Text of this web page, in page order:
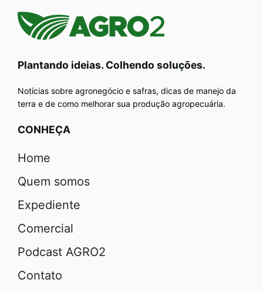
Plantando ideias. Colhendo soluções.
Notícias sobre agronegócio e safras, dicas de manejo da
terra e de como melhorar sua produção agropecuária.
CONHEÇA
Home
Quem somos
Expediente
Comercial
Podcast AGRO2
Contato